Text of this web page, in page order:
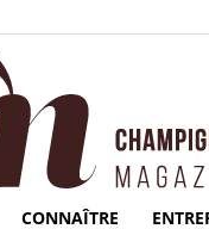
CONNAÎTRE